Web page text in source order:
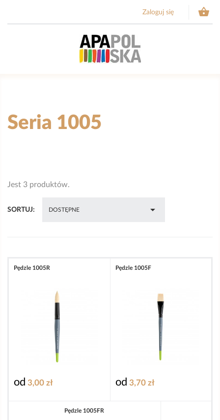
Zaloguj się 
Seria 1005
Jest 3 produktów.
SORTUJ: DOSTĘPNE 
Pędzle 1005R
od 3,00 zł
Pędzle 1005F
od 3,70 zł
Pędzle 1005FR